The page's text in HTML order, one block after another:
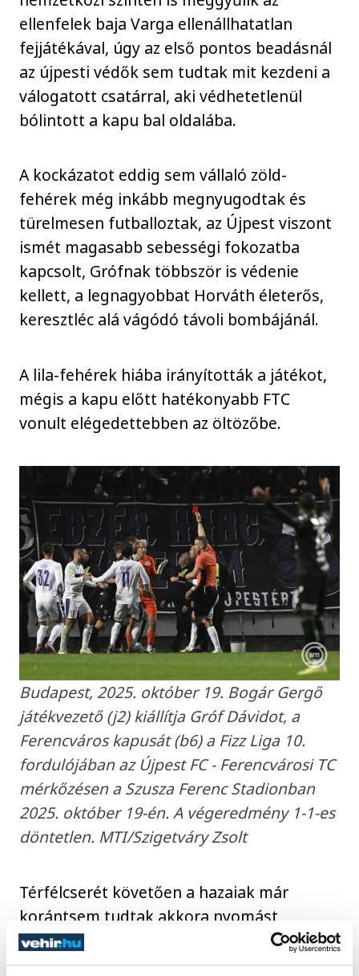
ellenfelek baja Varga ellenállhatatlan
fejjátékával, úgy az első pontos beadásnál
az újpesti védők sem tudtak mit kezdeni a
válogatott csatárral, aki védhetetlenül
bólintott a kapu bal oldalába.
A kockázatot eddig sem vállaló zöld-
fehérek még inkább megnyugodtak és
türelmesen futballoztak, az Újpest viszont
ismét magasabb sebességi fokozatba
kapcsolt, Grófnak többször is védenie
kellett, a legnagyobbat Horváth életerős,
keresztléc alá vágódó távoli bombájánál.
A lila-fehérek hiába irányították a játékot,
mégis a kapu előtt hatékonyabb FTC
vonult elégedettebben az öltözőbe.
Budapest, 2025. október 19. Bogár Gergő
játékvezető (j2) kiállítja Gróf Dávidot, a
Ferencváros kapusát (b6) a Fizz Liga 10.
fordulójában az Újpest FC - Ferencvárosi TC
mérkőzésen a Szusza Ferenc Stadionban
2025. október 19-én. A végeredmény 1-1-es
döntetlen. MTI/Szigetváry Zsolt
Térfélcserét követően a hazaiak már
korántsem tudtak akkora nyomást
gyakorolni a vendégekre, mint az első
félidőben. Ebben az időszakban sokkal